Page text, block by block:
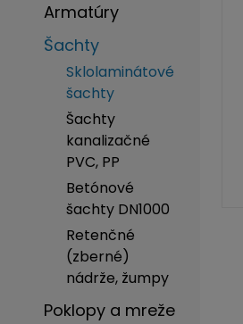
Armatúry
Šachty
Sklolaminátové
šachty
Šachty
kanalizačné
PVC, PP
Betónové
šachty DN1000
Retenčné
(zberné)
nádrže, žumpy
Poklopy a mreže